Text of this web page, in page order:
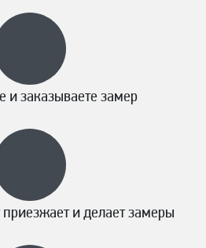
и заказываете замер
и делает замеры